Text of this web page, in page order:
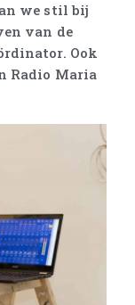
we stil bij
van de
Ook
Radio Maria